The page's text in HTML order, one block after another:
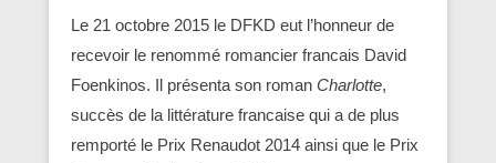
Le 21 octobre 2015 le DFKD eut l’honneur de
recevoir le renommé romancier francais David
Foenkinos. Il présenta son roman Charlotte,
succès de la littérature francaise qui a de plus
remporté le Prix Renaudot 2014 ainsi que le Prix